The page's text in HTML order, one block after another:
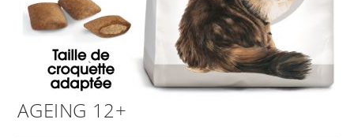
AGEING 12+